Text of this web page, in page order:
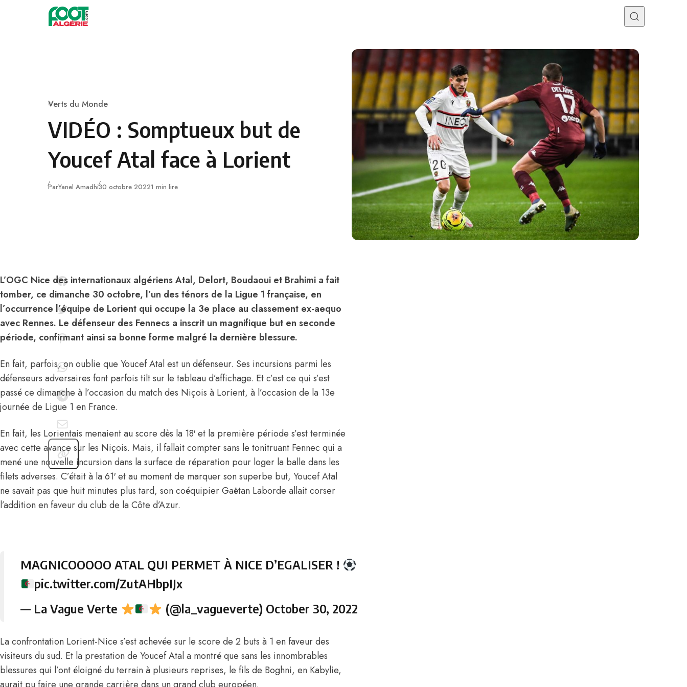
Skip to content
Category
Verts du Monde
VIDÉO : Somptueux but de
Youcef Atal face à Lorient
ParYanel AmadhiPublié
30 octobre 20221 min lire
L’OGC Nice des internationaux algériens Atal, Delort, Boudaoui et Brahimi a fait
tomber, ce dimanche 30 octobre, l’un des ténors de la Ligue 1 française, en
l’occurrence l’équipe de Lorient qui occupe la 3e place au classement ex-aequo
avec Rennes. Le défenseur des Fennecs a inscrit un magnifique but en seconde
période, confirmant ainsi sa bonne forme malgré la dernière blessure.
En fait, parfois, on oublie que Youcef Atal est un défenseur. Ses incursions parmi les
défenseurs adversaires font parfois tilt sur le tableau d’affichage. Et c’est ce qui s’est
passé ce dimanche à l’occasion du match des Niçois à Lorient, à l’occasion de la 13e
journée de Ligue 1 en France.
En fait, les Lorientais menaient au score dès la 18′ et la première période s’est terminée
avec cette avance sur les Niçois. Mais, il fallait compter sans le tonitruant Fennec qui a
mené une nouvelle incursion dans la surface de réparation pour loger la balle dans les
filets adverses. C’était à la 61′ et au moment de marquer son superbe but, Youcef Atal
ne savait pas que huit minutes plus tard, son coéquipier Gaëtan Laborde allait corser
l’addition en faveur du club de la Côte d’Azur.
MAGNICOOOOO ATAL QUI PERMET À NICE D’EGALISER !
pic.twitter.com/ZutAHbpIJx
— La Vague Verte
(@la_vagueverte) October 30, 2022
La confrontation Lorient-Nice s’est achevée sur le score de 2 buts à 1 en faveur des
visiteurs du sud. Et la prestation de Youcef Atal a montré que sans les innombrables
blessures qui l’ont éloigné du terrain à plusieurs reprises, le fils de Boghni, en Kabylie,